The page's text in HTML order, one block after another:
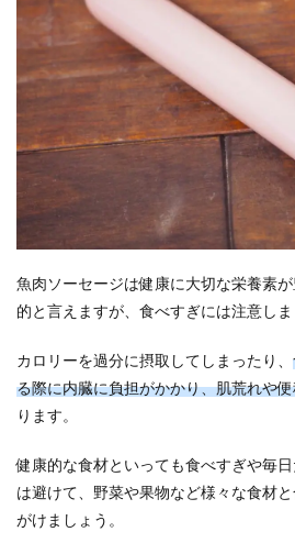
魚肉ソーセージは健康に大切な栄養素
的と言えますが、食べすぎには注意しま
カロリーを過分に摂取してしまったり、
る際に内臓に負担がかかり、肌荒れや
ります。
健康的な食材といっても食べすぎや毎
は避けて、野菜や果物など様々な食材
がけましょう。